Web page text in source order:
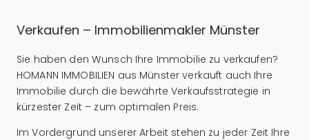
Verkaufen – Immobilienmakler Münster
Sie haben den Wunsch Ihre Immobilie zu verkaufen?
HOMANN IMMOBILIEN aus Münster verkauft auch Ihre
Immobilie durch die bewährte Verkaufsstrategie in
kürzester Zeit – zum optimalen Preis.
Im Vordergrund unserer Arbeit stehen zu jeder Zeit Ihre